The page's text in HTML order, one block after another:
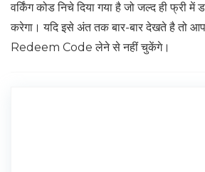
वर्किंग कोड निचे दिया गया है जो जल्द ही फ्री में
करेगा। यदि इसे अंत तक बार-बार देखते है तो
Redeem Code लेने से नहीं चुकेंगे।